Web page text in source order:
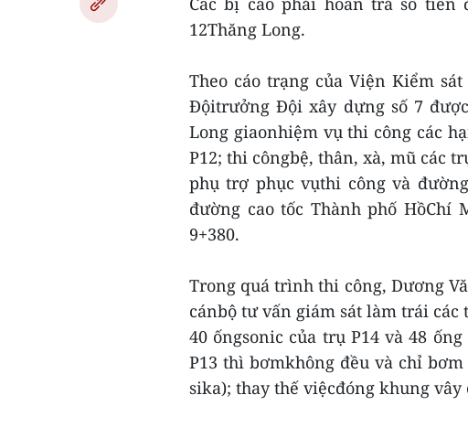
12Thăng Long.
Theo cáo trạng của Viện Kiểm
Độitrưởng Đội xây dựng số 7
Long giaonhiệm vụ thi công các
P12; thi côngbệ, thân, xà, mũ các
phụ trợ phục vụthi công và
đường cao tốc Thành phố HồChí
9+380.
Trong quá trình thi công, Dương
cánbộ tư vấn giám sát làm trái
40 ốngsonic của trụ P14 và 48
P13 thì bơmkhông đều và chỉ
sika); thay thế việcđóng khung